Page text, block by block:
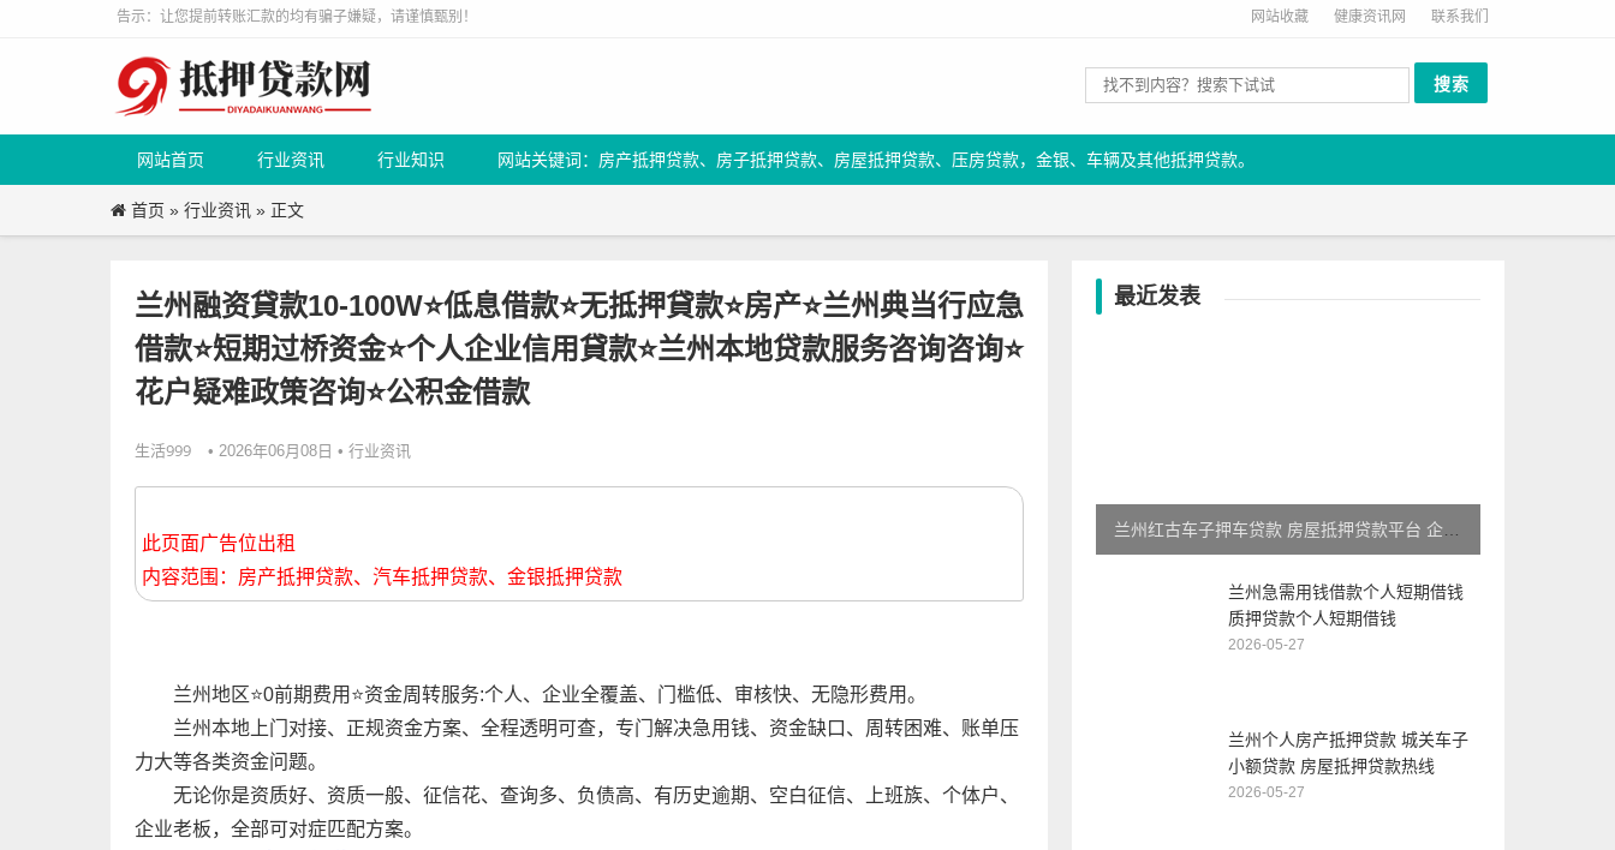
告示：让您提前转账汇款的均有骗子嫌疑，请谨慎甄别！ 网站收藏 健康资讯网 联系我们
网站首页 行业资讯 行业知识 网站关键词：房产抵押贷款、房子抵押贷款、房屋抵押贷款、压房贷款，金银、车辆及其他抵押贷款。
首页 » 行业资讯 » 正文
兰州融资貸款10-100W⭐低息借款⭐无抵押貸款⭐房产⭐兰州典当行应急
借款⭐短期过桥资金⭐个人企业信用貸款⭐兰州本地贷款服务咨询咨询⭐
花户疑难政策咨询⭐公积金借款
生活999 • 2026年06月08日 • 行业资讯
此页面广告位出租
内容范围：房产抵押贷款、汽车抵押贷款、金银抵押贷款
兰州地区⭐0前期费用⭐资金周转服务:个人、企业全覆盖、门槛低、审核快、无隐形费用。
兰州本地上门对接、正规资金方案、全程透明可查，专门解决急用钱、资金缺口、周转困难、账单压
力大等各类资金问题。
无论你是资质好、资质一般、征信花、查询多、负债高、有历史逾期、空白征信、上班族、个体户、
企业老板，全部可对症匹配方案。
最近发表
兰州急需用钱借款个人短期借钱
质押贷款个人短期借钱
2026-05-27
兰州个人房产抵押贷款 城关车子
小额贷款 房屋抵押贷款热线
2026-05-27